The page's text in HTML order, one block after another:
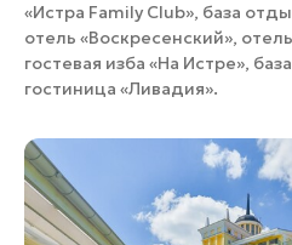
«Истра Family Club», база
отель «Воскресенский»,
гостевая изба «На Истре»,
гостиница «Ливадия».